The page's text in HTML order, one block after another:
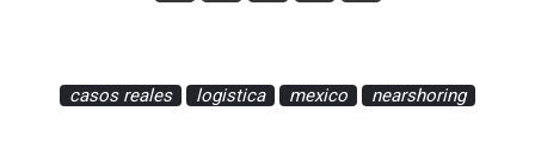
casos reales logistica mexico nearshoring